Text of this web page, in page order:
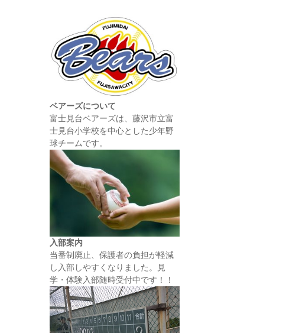
ベアーズについて
富士見台ベアーズは、藤沢市立富
士見台小学校を中心とした少年野
球チームです。
入部案内
当番制廃止、保護者の負担が軽減
し入部しやすくなりました。見
学・体験入部随時受付中です！！